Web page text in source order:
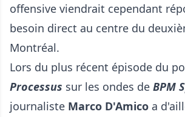
offensive viendrait cependant
besoin direct au centre du
Montréal.
Lors du plus récent épisode du
Processus sur les ondes de BPM
journaliste Marco D'Amico a